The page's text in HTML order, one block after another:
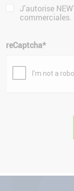
J'autorise
commerciales.
reCaptcha*